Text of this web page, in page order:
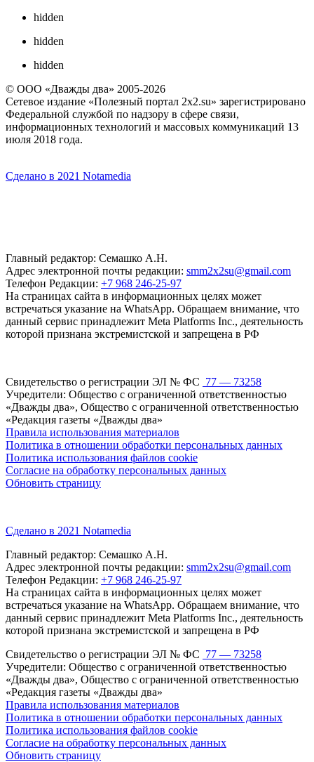
hidden
hidden
hidden
© ООО «Дважды два» 2005-2026
Сетевое издание «Полезный портал 2x2.su» зарегистрировано
Федеральной службой по надзору в сфере связи,
информационных технологий и массовых коммуникаций 13
июля 2018 года.
Сделано в 2021 Notamedia
Главный редактор: Семашко А.Н.
Адрес электронной почты редакции: smm2x2su@gmail.com
Телефон Редакции: +7 968 246-25-97
На страницах сайта в информационных целях может
встречаться указание на WhatsApp. Обращаем внимание, что
данный сервис принадлежит Meta Platforms Inc., деятельность
которой признана экстремистской и запрещена в РФ
Свидетельство о регистрации ЭЛ № ФС 77 — 73258
Учредители: Общество с ограниченной ответственностью
«Дважды два», Общество с ограниченной ответственностью
«Редакция газеты «Дважды два»
Правила использования материалов
Политика в отношении обработки персональных данных
Политика использования файлов cookie
Согласие на обработку персональных данных
Обновить страницу
Сделано в 2021 Notamedia
Главный редактор: Семашко А.Н.
Адрес электронной почты редакции: smm2x2su@gmail.com
Телефон Редакции: +7 968 246-25-97
На страницах сайта в информационных целях может
встречаться указание на WhatsApp. Обращаем внимание, что
данный сервис принадлежит Meta Platforms Inc., деятельность
которой признана экстремистской и запрещена в РФ
Свидетельство о регистрации ЭЛ № ФС 77 — 73258
Учредители: Общество с ограниченной ответственностью
«Дважды два», Общество с ограниченной ответственностью
«Редакция газеты «Дважды два»
Правила использования материалов
Политика в отношении обработки персональных данных
Политика использования файлов cookie
Согласие на обработку персональных данных
Обновить страницу